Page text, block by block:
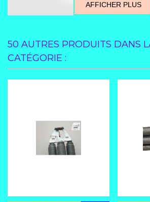
AFFICHER PLUS
50 AUTRES PRODUITS DANS
CATÉGORIE :